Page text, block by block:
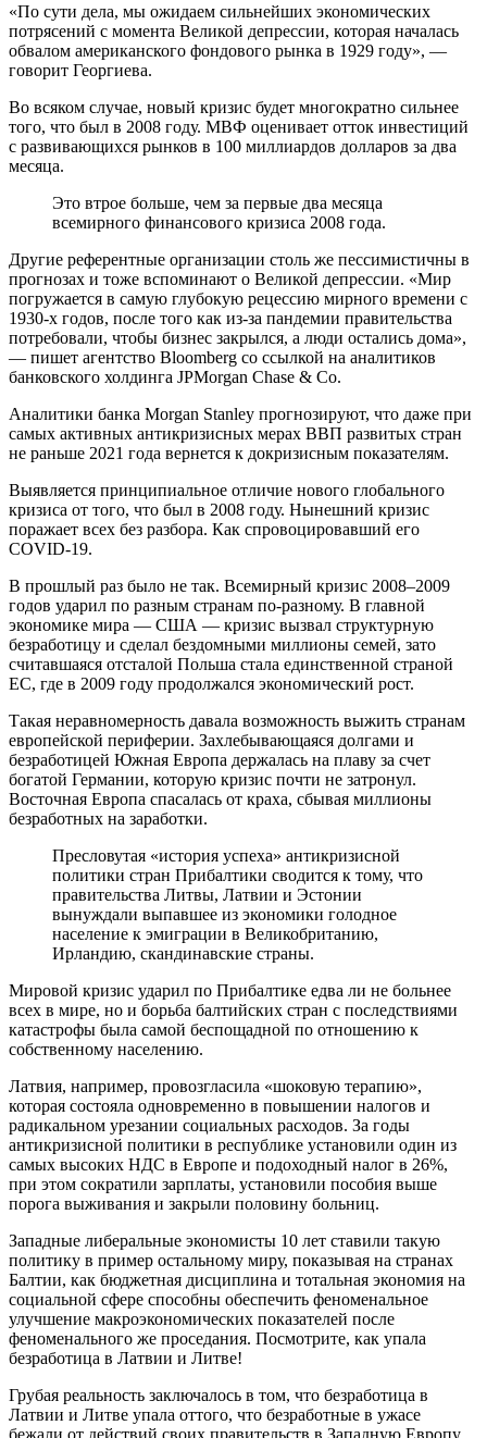
«По сути дела, мы ожидаем сильнейших экономических
потрясений с момента Великой депрессии, которая началась
обвалом американского фондового рынка в 1929 году», —
говорит Георгиева.
Во всяком случае, новый кризис будет многократно сильнее
того, что был в 2008 году. МВФ оценивает отток инвестиций
с развивающихся рынков в 100 миллиардов долларов за два
месяца.
Это втрое больше, чем за первые два месяца
всемирного финансового кризиса 2008 года.
Другие референтные организации столь же пессимистичны в
прогнозах и тоже вспоминают о Великой депрессии. «Мир
погружается в самую глубокую рецессию мирного времени с
1930-х годов, после того как из-за пандемии правительства
потребовали, чтобы бизнес закрылся, а люди остались дома»,
— пишет агентство Bloomberg со ссылкой на аналитиков
банковского холдинга JPMorgan Chase & Co.
Аналитики банка Мorgan Stanley прогнозируют, что даже при
самых активных антикризисных мерах ВВП развитых стран
не раньше 2021 года вернется к докризисным показателям.
Выявляется принципиальное отличие нового глобального
кризиса от того, что был в 2008 году. Нынешний кризис
поражает всех без разбора. Как спровоцировавший его
COVID-19.
В прошлый раз было не так. Всемирный кризис 2008–2009
годов ударил по разным странам по-разному. В главной
экономике мира — США — кризис вызвал структурную
безработицу и сделал бездомными миллионы семей, зато
считавшаяся отсталой Польша стала единственной страной
ЕС, где в 2009 году продолжался экономический рост.
Такая неравномерность давала возможность выжить странам
европейской периферии. Захлебывающаяся долгами и
безработицей Южная Европа держалась на плаву за счет
богатой Германии, которую кризис почти не затронул.
Восточная Европа спасалась от краха, сбывая миллионы
безработных на заработки.
Пресловутая «история успеха» антикризисной
политики стран Прибалтики сводится к тому, что
правительства Литвы, Латвии и Эстонии
вынуждали выпавшее из экономики голодное
население к эмиграции в Великобританию,
Ирландию, скандинавские страны.
Мировой кризис ударил по Прибалтике едва ли не больнее
всех в мире, но и борьба балтийских стран с последствиями
катастрофы была самой беспощадной по отношению к
собственному населению.
Латвия, например, провозгласила «шоковую терапию»,
которая состояла одновременно в повышении налогов и
радикальном урезании социальных расходов. За годы
антикризисной политики в республике установили один из
самых высоких НДС в Европе и подоходный налог в 26%,
при этом сократили зарплаты, установили пособия выше
порога выживания и закрыли половину больниц.
Западные либеральные экономисты 10 лет ставили такую
политику в пример остальному миру, показывая на странах
Балтии, как бюджетная дисциплина и тотальная экономия на
социальной сфере способны обеспечить феноменальное
улучшение макроэкономических показателей после
феноменального же проседания. Посмотрите, как упала
безработица в Латвии и Литве!
Грубая реальность заключалось в том, что безработица в
Латвии и Литве упала оттого, что безработные в ужасе
бежали от действий своих правительств в Западную Европу.